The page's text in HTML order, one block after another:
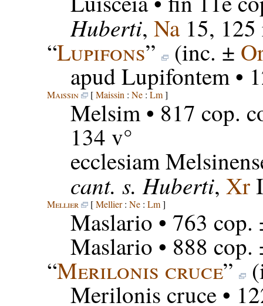
Huberti, Na15, 125
“Lupifons” (inc. ±
apud Lupifontem•
Maissin [Maissin : Ne: Lm]
Melsim• 817 cop.
134 v°
ecclesiam
cant. s. Huberti, Xr
Mellier [Mellier: Ne: Lm]
Maslario • 763
Maslario • 888
“Merilonis cruce”
Merilonis cruce•